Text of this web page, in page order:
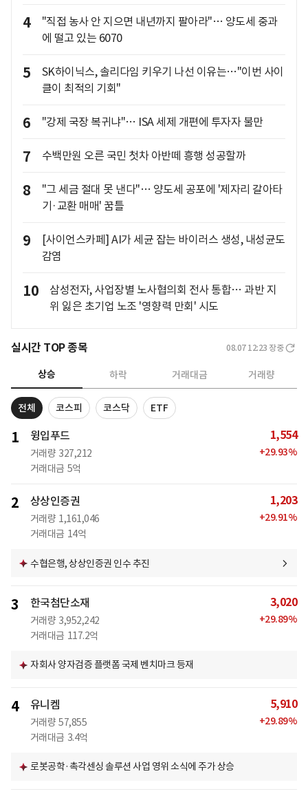
4
"직접 농사 안 지으면 내년까지 팔아라"… 양도세 중과
에 떨고 있는 6070
5
SK하이닉스, 솔리다임 키우기 나선 이유는…"이번 사이
클이 최적의 기회"
6 "강제 국장 복귀냐"… ISA 세제 개편에 투자자 불만
7 수백만원 오른 국민 첫차 아반떼 흥행 성공할까
8
"그 세금 절대 못 낸다"… 양도세 공포에 '제자리 갈아타
기·교환 매매' 꿈틀
9
[사이언스카페] AI가 세균 잡는 바이러스 생성, 내성균도
감염
10
삼성전자, 사업장별 노사협의회 전사 통합… 과반 지
위 잃은 초기업 노조 '영향력 만회' 시도
실시간 TOP 종목 08.07 12:23 장중
상승 하락 거래대금 거래량
전체 코스피 코스닥 ETF
1 윙입푸드
거래량 327,212
거래대금 5억
1,554
+29.93%
2 상상인증권
거래량 1,161,046
거래대금 14억
1,203
+29.91%
수협은행, 상상인증권 인수 추진
3 한국첨단소재
거래량 3,952,242
거래대금 117.2억
3,020
+29.89%
자회사 양자검증 플랫폼 국제 벤치마크 등재
4 유니켐
거래량 57,855
거래대금 3.4억
5,910
+29.89%
로봇공학·촉각센싱 솔루션 사업 영위 소식에 주가 상승